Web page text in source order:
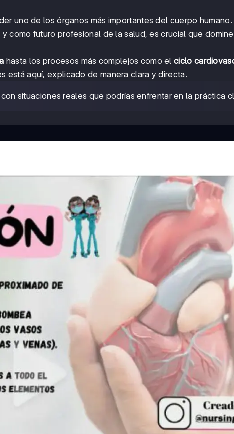
uno de los órganos más importantes del cuerpo humano.
como futuro profesional de la salud, es crucial que
hasta los procesos más complejos como elciclo
está aquí, explicado de manera clara y directa.
situaciones reales que podrías enfrentar en la práctica